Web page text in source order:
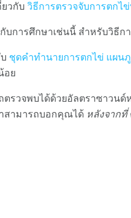
วกับ วิธีการตรวจจับการตกไ
บการศึกษาเช่นนี้ สำหรับวิธี
ชุดคำทำนายการตกไข่ แผน
อย
ตรวจพบได้ด้วยอัลตราซาวน
สามารถบอกคุณได้ หลังจากที่